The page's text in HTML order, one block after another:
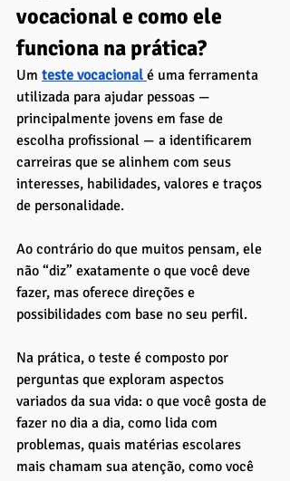
vocacional e como ele
funciona na prática?
Um teste vocacional é uma ferramenta
utilizada para ajudar pessoas —
principalmente jovens em fase de
escolha profissional — a identificarem
carreiras que se alinhem com seus
interesses, habilidades, valores e traços
de personalidade.
Ao contrário do que muitos pensam, ele
não “diz” exatamente o que você deve
fazer, mas oferece direções e
possibilidades com base no seu perfil.
Na prática, o teste é composto por
perguntas que exploram aspectos
variados da sua vida: o que você gosta de
fazer no dia a dia, como lida com
problemas, quais matérias escolares
mais chamam sua atenção, como você